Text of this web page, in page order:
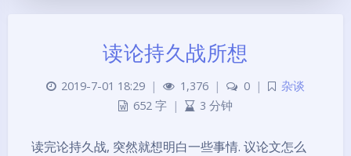
读论持久战所想
2019-7-01 18:29 | 1,376 | 0 |
杂谈
652 字 | 3 分钟
读完论持久战, 突然就想明白一些事情. 议论文怎么